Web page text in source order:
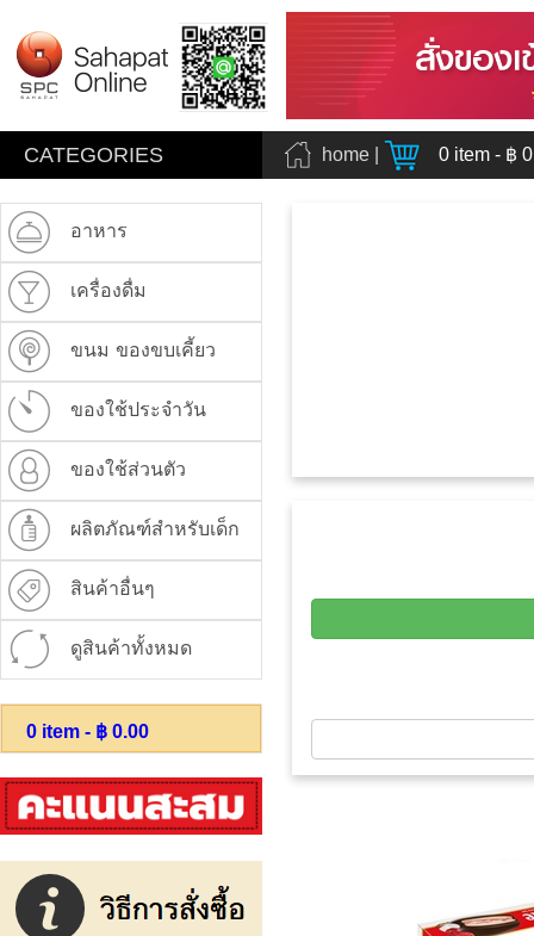
CATEGORIES home 0 item - ฿
อาหาร
เครื่องดื่ม
ขนม ของขบเคี้ยว
ของใช้ประจำวัน
ของใช้ส่วนตัว
ผลิตภัณฑ์สำหรับเด็ก
สินค้าอื่นๆ
ดูสินค้าทั้งหมด
0 item - ฿ 0.00